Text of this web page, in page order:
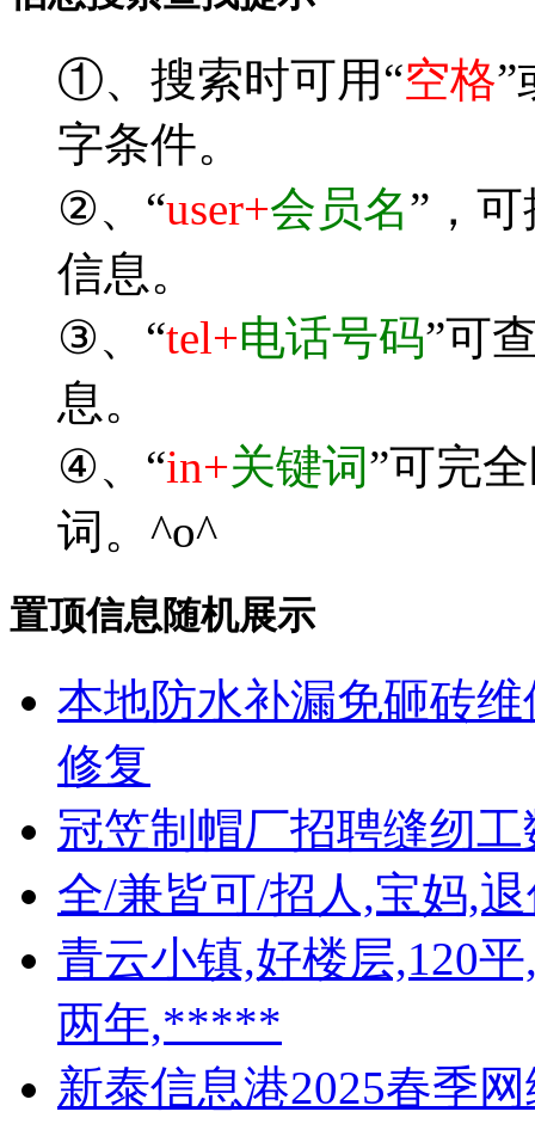
①、搜索时可用“空格”
字条件。
②、“user+会员名”，
信息。
③、“tel+电话号码”可
息。
④、“in+关键词”可完
词。^o^
置顶信息随机展示
本地防水补漏免砸砖
修复
冠笠制帽厂招聘缝纫
全/兼皆可/招人,宝妈,
青云小镇,好楼层,120
两年,*****
新泰信息港2025春季